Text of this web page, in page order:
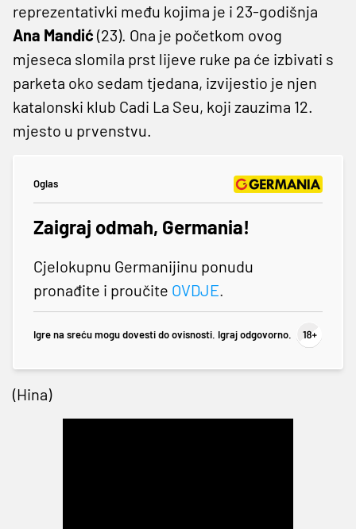
reprezentativki među kojima je i 23-godišnja
Ana Mandić (23). Ona je početkom ovog
mjeseca slomila prst lijeve ruke pa će izbivati s
parketa oko sedam tjedana, izvijestio je njen
katalonski klub Cadi La Seu, koji zauzima 12.
mjesto u prvenstvu.
Oglas
Zaigraj odmah, Germania!
Cjelokupnu Germanijinu ponudu
pronađite i proučite OVDJE.
Igre na sreću mogu dovesti do ovisnosti. Igraj odgovorno.
(Hina)